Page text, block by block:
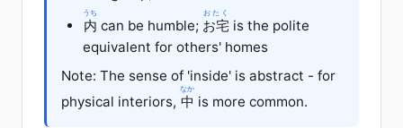
内
うち
can be humble; お宅
おたく
is the polite
equivalent for others' homes
Note: The sense of 'inside' is abstract - for
physical interiors, 中
なか
is more common.